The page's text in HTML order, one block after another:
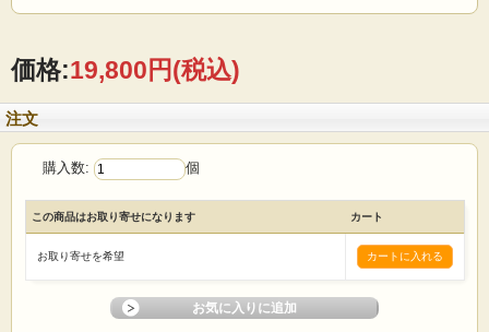
価格:19,800円(税込)
注文
購入数: 個
この商品はお取り寄せになります カート
お取り寄せを希望